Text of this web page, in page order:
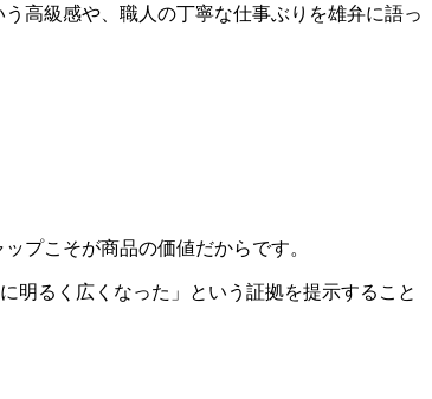
高級感や、職人の丁寧な仕事ぶりを雄弁に語っ
プこそが商品の価値だからです。
明るく広くなった」という証拠を提示すること